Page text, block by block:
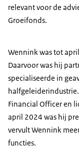
relevant voor de
Groeifonds.
Wennink was tot
Daarvoor was hij
specialiseerde in
Financial Officer en
april 2024 was hij
vervult Wennink
functies.